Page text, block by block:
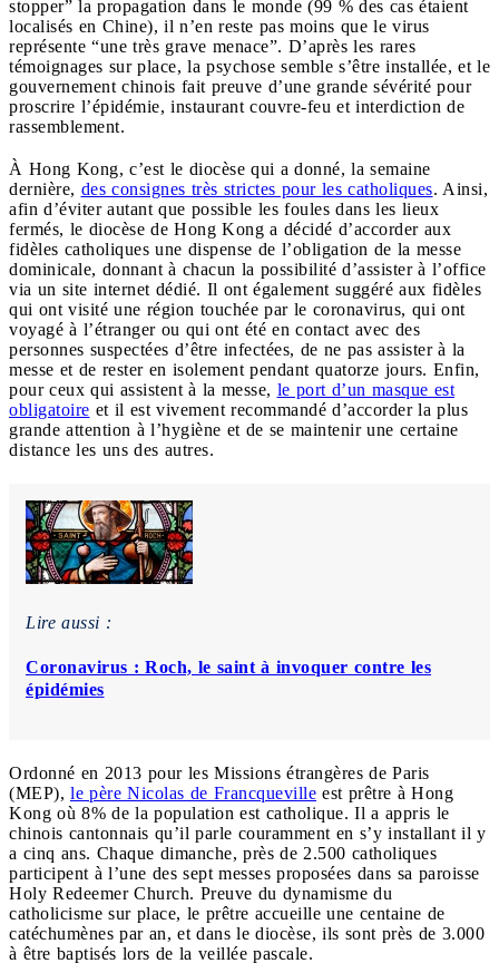
stopper” la propagation dans le monde (99 % des cas étaient
localisés en Chine), il n’en reste pas moins que le virus
représente “une très grave menace”. D’après les rares
témoignages sur place, la psychose semble s’être installée, et le
gouvernement chinois fait preuve d’une grande sévérité pour
proscrire l’épidémie, instaurant couvre-feu et interdiction de
rassemblement.
À Hong Kong, c’est le diocèse qui a donné, la semaine
dernière, des consignes très strictes pour les catholiques. Ainsi,
afin d’éviter autant que possible les foules dans les lieux
fermés, le diocèse de Hong Kong a décidé d’accorder aux
fidèles catholiques une dispense de l’obligation de la messe
dominicale, donnant à chacun la possibilité d’assister à l’office
via un site internet dédié. Il ont également suggéré aux fidèles
qui ont visité une région touchée par le coronavirus, qui ont
voyagé à l’étranger ou qui ont été en contact avec des
personnes suspectées d’être infectées, de ne pas assister à la
messe et de rester en isolement pendant quatorze jours. Enfin,
pour ceux qui assistent à la messe, le port d’un masque est
obligatoire et il est vivement recommandé d’accorder la plus
grande attention à l’hygiène et de se maintenir une certaine
distance les uns des autres.
Lire aussi :
Coronavirus : Roch, le saint à invoquer contre les
épidémies
Ordonné en 2013 pour les Missions étrangères de Paris
(MEP), le père Nicolas de Francqueville est prêtre à Hong
Kong où 8% de la population est catholique. Il a appris le
chinois cantonnais qu’il parle couramment en s’y installant il y
a cinq ans. Chaque dimanche, près de 2.500 catholiques
participent à l’une des sept messes proposées dans sa paroisse
Holy Redeemer Church. Preuve du dynamisme du
catholicisme sur place, le prêtre accueille une centaine de
catéchumènes par an, et dans le diocèse, ils sont près de 3.000
à être baptisés lors de la veillée pascale.